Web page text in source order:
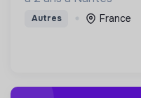
Autres France